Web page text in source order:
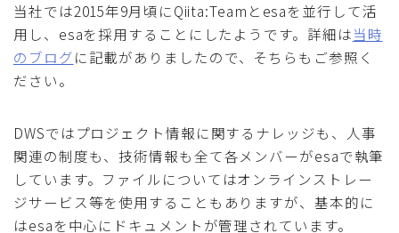
当社では2015年9月頃にQiita:Teamとesaを並行して活
用し、esaを採用することにしたようです。詳細は当時
のブログに記載がありましたので、そちらもご参照く
ださい。
DWSではプロジェクト情報に関するナレッジも、人事
関連の制度も、技術情報も全て各メンバーがesaで執筆
しています。ファイルについてはオンラインストレー
ジサービス等を使用することもありますが、基本的に
はesaを中心にドキュメントが管理されています。